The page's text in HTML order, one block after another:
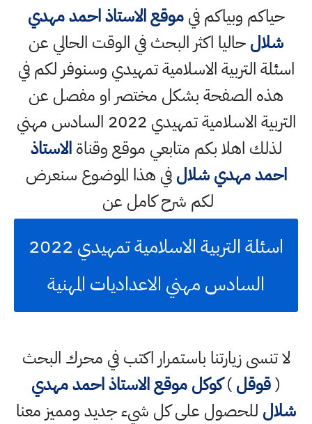
حياكم وبياكم فيموقع الاستاذ احمد مهدي
شلالحاليا اكثر البحث في الوقت الحالي عن
التربية الاسلامية تمهيدي وسنوفر لكم في
هذه الصفحة بشكل مختصر او مفصل عن
التربية الاسلامية تمهيدي 2022 السادس مهني
لذلك اهلا بكم متابعي موقع وقناةالاستاذ
مهدي شلالفي هذا الموضوع سنعرض
لكم شرح كامل عن
اسئلة التربية الاسلامية تمهيدي 2022
السادس مهني الاعداديات المهنية
تنسى زيارتنا باستمرار اكتب في محرك البحث
قوقل)كوكلموقع الاستاذ احمد مهدي
للحصول على كل شيء جديد ومميز معنا